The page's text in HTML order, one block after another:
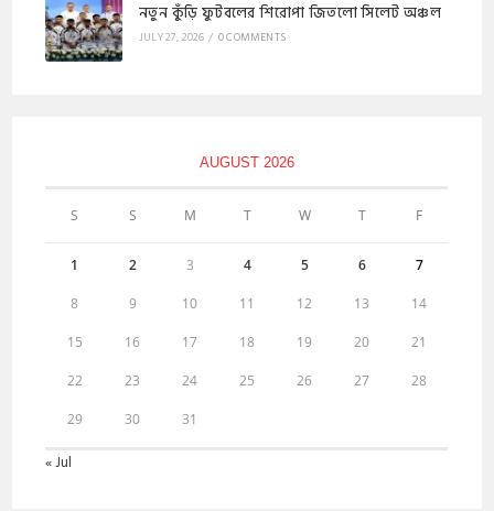
নতুন কুঁড়ি ফুটবলের শিরোপা জিতলো সিলেট অঞ্চল
JULY 27, 2026 / 0 COMMENTS
AUGUST 2026
S S M T W T F
1 2 3 4 5 6 7
8 9 10 11 12 13 14
15 16 17 18 19 20 21
22 23 24 25 26 27 28
29 30 31
« Jul